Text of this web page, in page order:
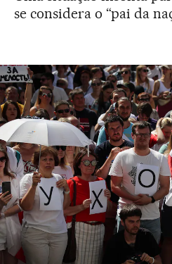
se considera o “pai da